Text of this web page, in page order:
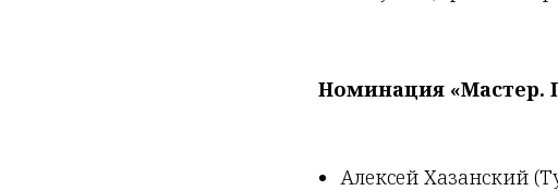
Номинация «Мастер.
Алексей Хазанский